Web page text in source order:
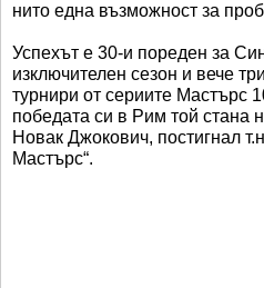
нито една възможност за
Успехът е 30-и пореден за
изключителен сезон и вече
турнири от сериите Мастърс
победата си в Рим той стана
Новак Джокович, постигнал
Мастърс“.